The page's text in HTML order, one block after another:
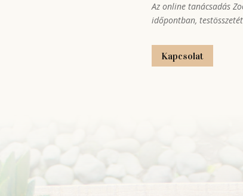
Az online tanácsadás
időpontban,
Kapcsolat